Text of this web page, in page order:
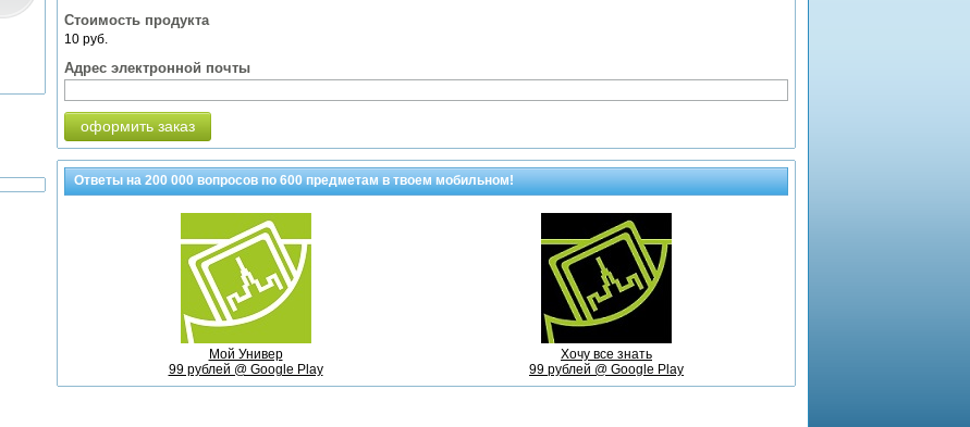
Стоимость продукта
10 руб.
Адрес электронной почты
оформить заказ
Ответы на200 000вопросов по600 предметамв твоем мобильном!
Мой Универ
99 рублей @ Google Play
Хочу все знать
99 рублей @ Google Play